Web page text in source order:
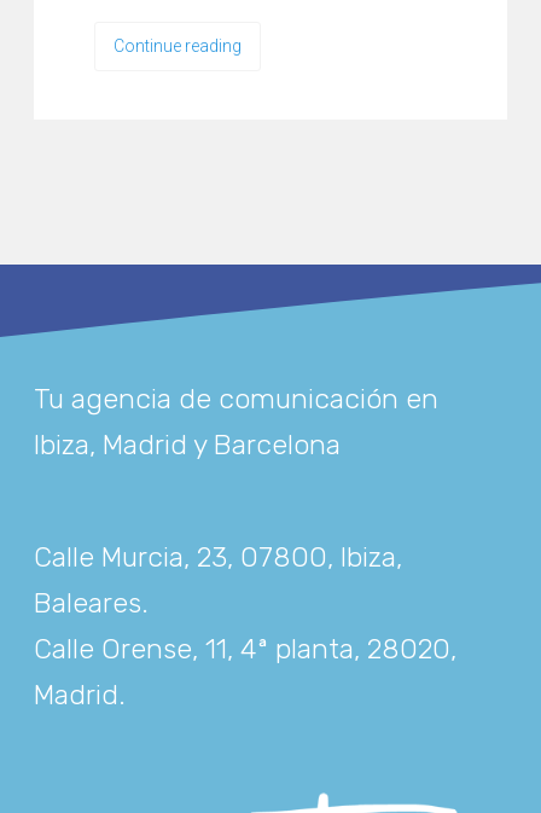
Continue reading
Tu agencia de comunicación en
Ibiza, Madrid y Barcelona
Calle Murcia, 23, 07800, Ibiza,
Baleares.
Calle Orense, 11, 4ª planta, 28020,
Madrid.